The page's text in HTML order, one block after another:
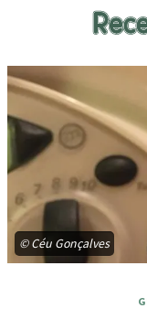
© Céu Gonçalves